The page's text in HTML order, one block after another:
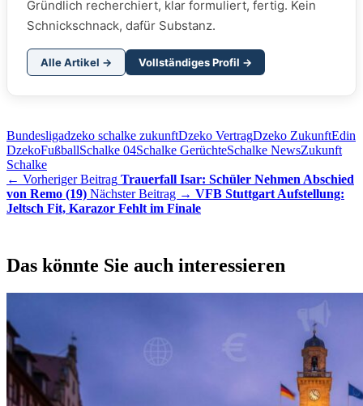
Gründlich recherchiert, klar formuliert, fertig. Kein
Schnickschnack, dafür Substanz.
Alle Artikel → Vollständiges Profil →
Bundesligadzeko schalke zukunftDzeko VertragDzeko ZukunftEdin
DzekoFußballSchalke 04Schalke GerüchteSchalke NewsZukunft
Schalke
← Vorheriger Beitrag Trauerfall Isar: Schüler Nehmen Abschied
von Remo (19) Nächster Beitrag → VFB Stuttgart Aufstellung:
Jeltsch Fit, Karazor Fehlt im Finale
Das könnte Sie auch interessieren